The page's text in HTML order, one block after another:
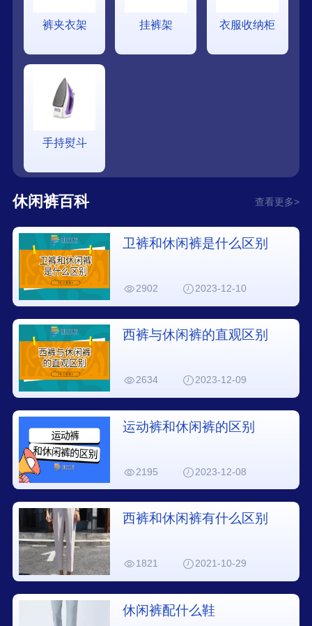
裤夹衣架 挂裤架 衣服收纳柜
手持熨斗
休闲裤百科 查看更多>
卫裤和休闲裤是什么区别
2902 2023-12-10
西裤与休闲裤的直观区别
2634 2023-12-09
运动裤和休闲裤的区别
2195 2023-12-08
西裤和休闲裤有什么区别
1821 2021-10-29
休闲裤配什么鞋